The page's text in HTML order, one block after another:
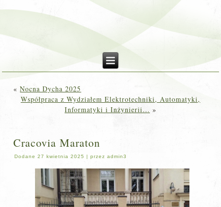
«Nocna Dycha 2025
Współpraca z Wydziałem Elektrotechniki, Automatyki,
Informatyki i Inżynierii… »
Cracovia Maraton
Dodane 27 kwietnia 2025 |przez admin3